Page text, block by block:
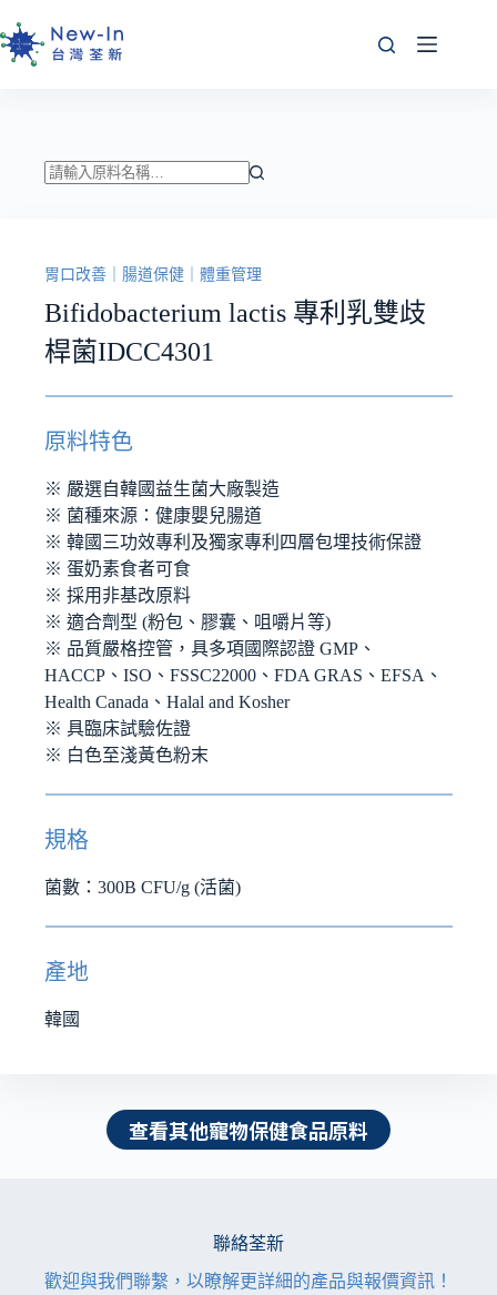
至
主
符
合
件
果
胃口改善 腸道保健 ｜體重管理
Bifidobacterium lactis 專利乳雙歧
桿菌IDCC4301
原料特色
※ 嚴選自韓國益生菌大廠製造
※ 菌種來源：健康嬰兒腸道
※ 韓國三功效專利及獨家專利四層包埋技術保證
※ 蛋奶素食者可食
※ 採用非基改原料
※ 適合劑型 (粉包、膠囊、咀嚼片等)
※ 品質嚴格控管，具多項國際認證 GMP、
HACCP、ISO、FSSC22000、FDA GRAS、EFSA、
Health Canada、Halal and Kosher
※ 具臨床試驗佐證
※ 白色至淺黃色粉末
規格
菌數：300B CFU/g (活菌)
產地
韓國
查看其他寵物保健食品原料
聯絡荃新
歡迎與我們聯繫，以瞭解更詳細的產品與報價資訊！